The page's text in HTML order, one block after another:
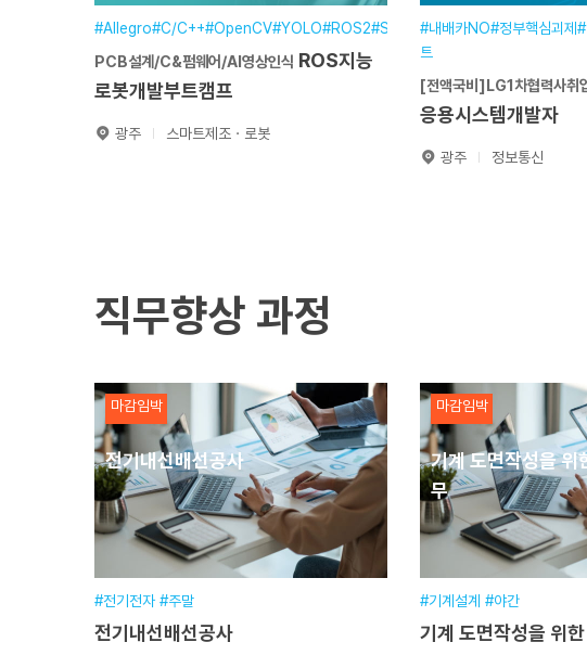
원서접수
#Allegro#C/C++#OpenCV#YOLO#ROS2#Solidworks
PCB설계/C&펌웨어/AI영상인식
로봇개발부트캠프
광주 스마트제조ㆍ로봇
교육일정
900시간(7개월)
교육장소
본원
접수기간
원서접수
#내배카NO#정부핵심괴제
트
[전액국비]LG1차협력사취
응용시스템개발자
광주 정보통신
분야
정보·통신
접수기간
원서접
직무향상 과정
마감임박
전기내선배선공사
#전기전자 #주말
전기내선배선공사
마감임박
기계 도면작성을
무
#기계설계 #야간
기계 도면작성을 위